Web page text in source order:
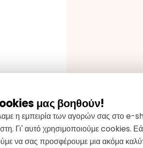
μας βοηθούν!
η εμπειρία των αγορών σας στο e-
Γι' αυτό χρησιμοποιούμε cookies.
να σας προσφέρουμε μια ακόμα